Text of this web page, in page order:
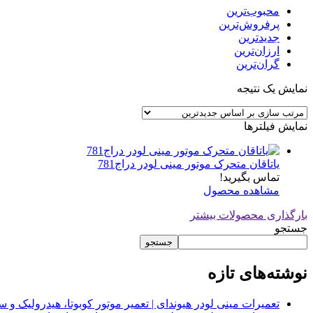
محبوب‌ترین
پرفروش‌ترین
جدیدترین
ارزان‌ترین
گران‌ترین
نمایش یک نتیجه
نمایش فیلترها
یاتاقان متحرک موتور مینی لودر دراج781
تماس بگیرید!
مشاهده محصول
بارگذاری محصولات بیشتر
جستجو
جستجو
نوشته‌های تازه
تعمیرات مینی لودر هیوندای | تعمیر موتور کوبوتا،